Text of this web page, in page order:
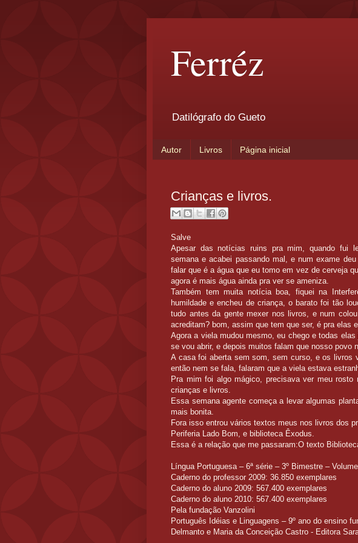
Ferréz
Datilógrafo do Gueto
Autor Livros Página inicial
Crianças e livros.
Salve
Apesar das notícias ruins pra mim, quando fui
semana e acabei passando mal, e num exame
falar que é a água que eu tomo em vez de cerveja
agora é mais água ainda pra ver se ameniza.
Também tem muita notícia boa, fiquei na
humildade e encheu de criança, o barato foi tão
tudo antes da gente mexer nos livros, e num
acreditam? bom, assim que tem que ser, é pra elas
Agora a viela mudou mesmo, eu chego e todas
se vou abrir, e depois muitos falam que nosso povo
A casa foi aberta sem som, sem curso, e os livros
então nem se fala, falaram que a viela estava
Pra mim foi algo mágico, precisava ver meu rosto
crianças e livros.
Essa semana agente começa a levar algumas
mais bonita.
Fora isso entrou vários textos meus nos livros dos
Periferia Lado Bom, e biblioteca Êxodus.
Essa é a relação que me passaram:O texto
Língua Portuguesa – 6ª série – 3º Bimestre –
Caderno do professor 2009: 36.850 exemplares
Caderno do aluno 2009: 567.400 exemplares
Caderno do aluno 2010: 567.400 exemplares
Pela fundação Vanzolini
Português Idéias e Linguagens – 9º ano do ensino
Delmanto e Maria da Conceição Castro - Editora